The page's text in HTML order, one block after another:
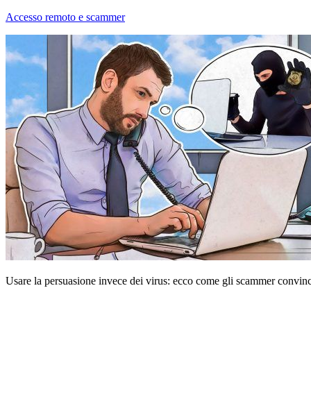
Accesso remoto e scammer
Usare la persuasione invece dei virus: ecco come gli scammer